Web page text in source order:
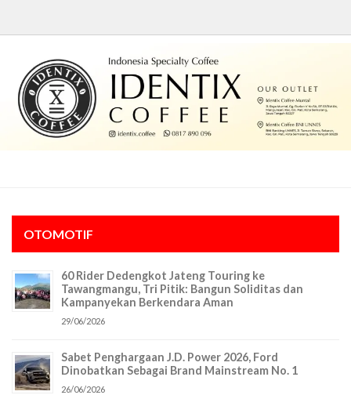
OTOMOTIF
60 Rider Dedengkot Jateng Touring ke
Tawangmangu, Tri Pitik: Bangun Soliditas dan
Kampanyekan Berkendara Aman
29/06/2026
Sabet Penghargaan J.D. Power 2026, Ford
Dinobatkan Sebagai Brand Mainstream No. 1
26/06/2026